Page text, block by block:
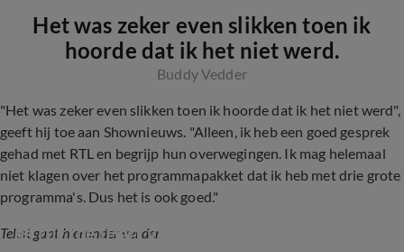
Het was zeker even slikken toen ik
hoorde dat ik het niet werd.
Buddy Vedder
"Het was zeker even slikken toen ik hoorde dat ik het niet werd",
geeft hij toe aan Shownieuws. "Alleen, ik heb een goed gesprek
gehad met RTL en begrijp hun overwegingen. Ik mag helemaal
niet klagen over het programmapakket dat ik heb met drie grote
programma's. Dus het is ook goed."
Tekst gaat hieronder verder
Bijna helft voormalige kijkers keert The Voice
de rug toe (Hart van Nederland)